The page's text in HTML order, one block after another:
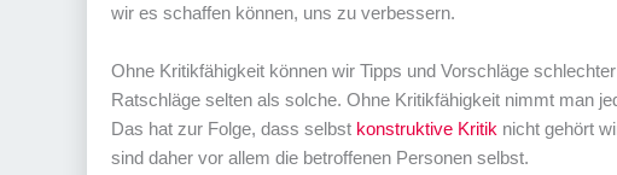
wir es schaffen können, uns zu verbessern.
Ohne Kritikfähigkeit können wir Tipps und Vorschläge
Ratschläge selten als solche. Ohne Kritikfähigkeit nimmt man
Das hat zur Folge, dass selbst konstruktive Kritik nicht gehört
sind daher vor allem die betroffenen Personen selbst.